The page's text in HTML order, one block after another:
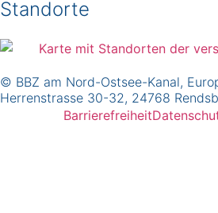
Standorte
© BBZ am Nord-Ostsee-Kanal,
Herrenstrasse 30-32, 24768
Barrierefreiheit